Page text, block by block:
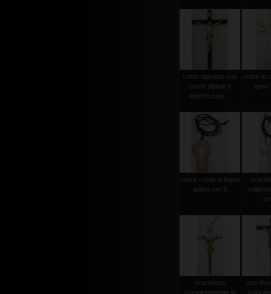
cristo spirante con
croce dipinto e
antichizzato ...
croce in
croce cristo in legno
antico cm.5
crocefisso
completamente in